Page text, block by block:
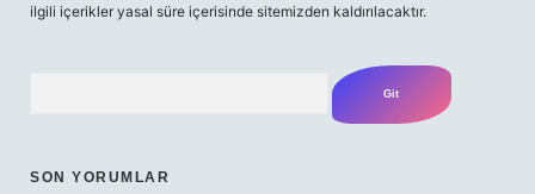
ilgili içerikler yasal süre içerisinde sitemizden kaldırılacaktır.
SON YORUMLAR